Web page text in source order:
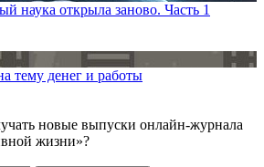
наука открыла заново. Часть 1
тему денег и работы
новые выпуски онлайн-журнала
жизни»?